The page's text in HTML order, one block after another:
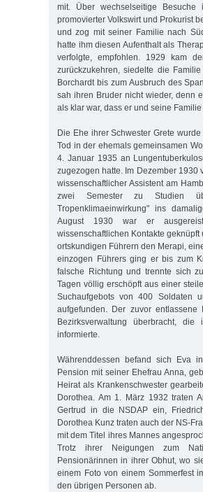
mit. Über wechselseitige
promovierter Volkswirt und Prokurist
und zog mit seiner Familie nach
hatte ihm diesen Aufenthalt als
verfolgte, empfohlen. 1929 kam
zurückzukehren, siedelte die
Borchardt bis zum Ausbruch des
sah ihren Bruder nicht wieder, denn
als klar war, dass er und seine
Die Ehe ihrer Schwester Grete
Tod in der ehemals gemeinsamen
4. Januar 1935 an
zugezogen hatte. Im Dezember 1930
wissenschaftlicher Assistent am
zwei Semester zu Studien
Tropenklimaeinwirkung" ins
August 1930 war er
wissenschaftlichen Kontakte
ortskundigen Führern den Merapi,
einzogen Führers ging er bis zum
falsche Richtung und trennte sich
Tagen völlig erschöpft aus einer
Suchaufgebots von 400 Soldaten
aufgefunden. Der zuvor
Bezirksverwaltung überbracht,
informierte.
Währenddessen befand sich Eva
Pension mit seiner Ehefrau Anna,
Heirat als Krankenschwester
Dorothea. Am 1. März 1932 traten
Gertrud in die NSDAP ein,
Dorothea Kunz traten auch der NS-
mit dem Titel ihres Mannes
Trotz ihrer Neigungen zum
Pensionärinnen in ihrer Obhut, wo
einem Foto von einem Sommerfest
den übrigen Personen ab.